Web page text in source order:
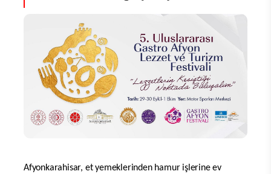
Afyonkarahisar, et yemeklerinden hamur işlerine ev